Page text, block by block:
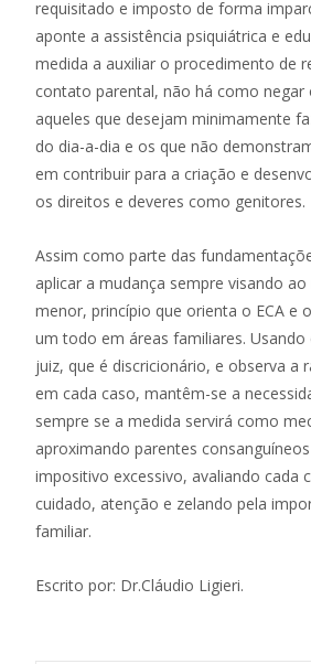
requisitado e imposto de forma
aponte a assistência psiquiátrica e
medida a auxiliar o procedimento de
contato parental, não há como negar
aqueles que desejam minimamente
do dia-a-dia e os que não
em contribuir para a criação e
os direitos e deveres como genitores.
Assim como parte das
aplicar a mudança sempre visando
menor, princípio que orienta o ECA e
um todo em áreas familiares. Usando
juiz, que é discricionário, e observa a
em cada caso, mantêm-se a
sempre se a medida servirá como
aproximando parentes
impositivo excessivo, avaliando cada
cuidado, atenção e zelando pela
familiar.
Escrito por: Dr.Cláudio Ligieri.